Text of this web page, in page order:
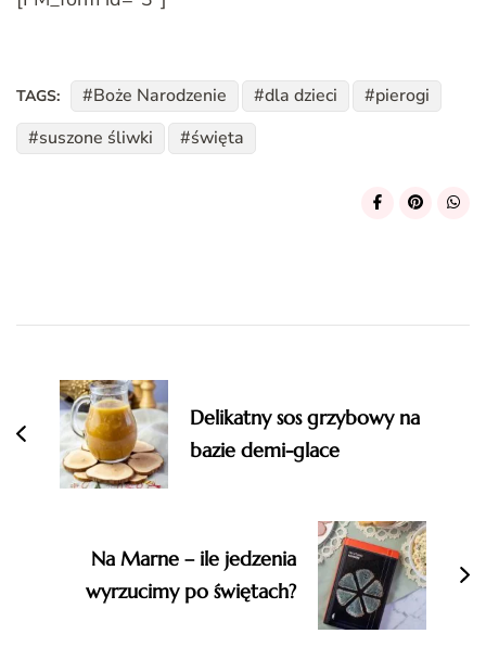
TAGS: Boże Narodzenie dla dzieci
pierogi
suszone śliwki
święta
Navigation
Delikatny sos grzybowy na
bazie demi-glace
Na Marne – ile jedzenia
wyrzucimy po świętach?